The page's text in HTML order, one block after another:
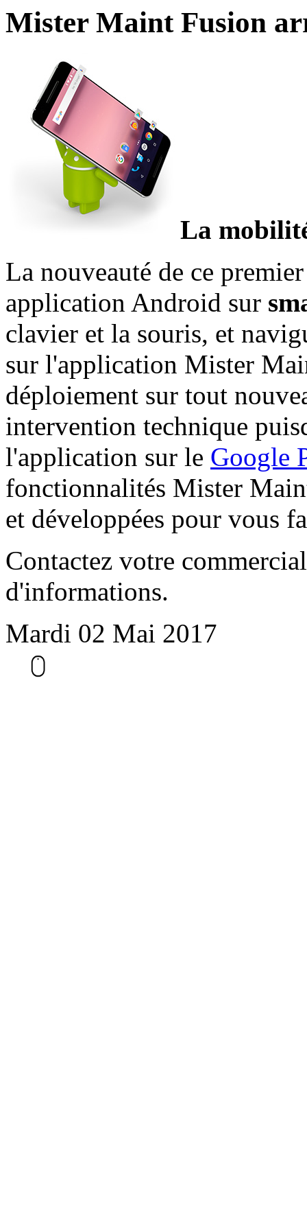
Mister Maint Fusion
La
La nouveauté de ce
application Android sur
clavier et la souris, et
sur l'application Mister
déploiement sur tout
intervention technique
l'application sur le Google
fonctionnalités Mister
et développées pour vous
Contactez votre
d'informations.
Mardi 02 Mai 2017